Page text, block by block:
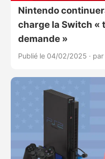
Nintendo
charge la Switch «
demande »
Publié le 04/02/2025 · par